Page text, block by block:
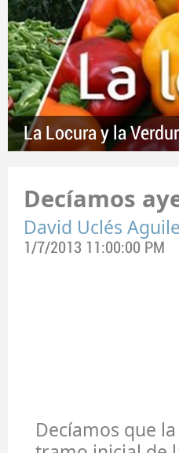
La Locura y la
Decíamos
David Uclés
1/7/2013 11:00:00 PM
Decíamos que